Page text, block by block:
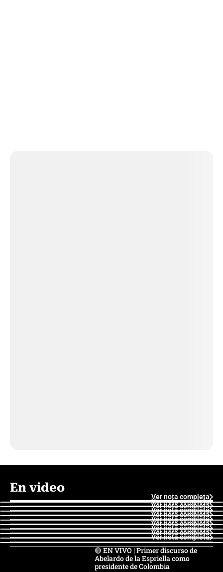
En video
Ver nota completa
Ver nota completa
Ver nota completa
Ver nota completa
Ver nota completa
Ver nota completa
Ver nota completa
Ver nota completa
Ver nota completa
Ver nota completa
🔴 EN VIVO | Primer discurso de
Abelardo de la Espriella como
presidente de Colombia